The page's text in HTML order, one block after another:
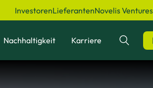
InvestorenLieferantenNovelis Ventures
Nachhaltigkeit Karriere Suchen